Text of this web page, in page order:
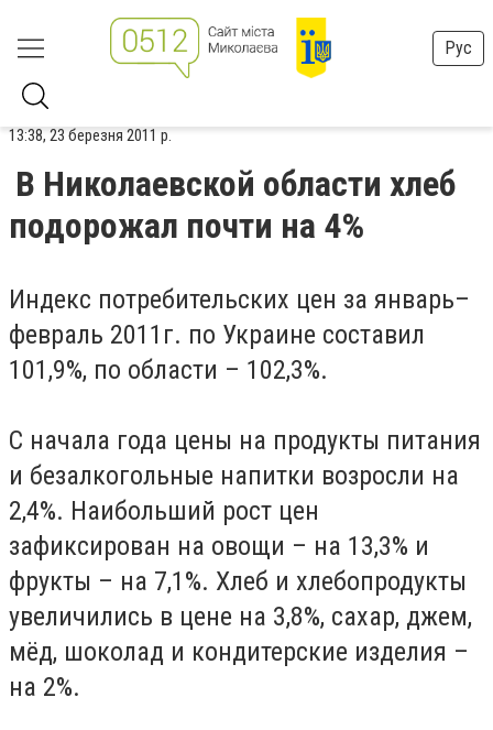
Рус
13:38, 23 березня 2011 р.
В Николаевской области хлеб
подорожал почти на 4%
Индекс потребительских цен за январь–
февраль 2011г. по Украине составил
101,9%, по области – 102,3%.
С начала года цены на продукты питания
и безалкогольные напитки возросли на
2,4%. Наибольший рост цен
зафиксирован на овощи – на 13,3% и
фрукты – на 7,1%. Хлеб и хлебопродукты
увеличились в цене на 3,8%, сахар, джем,
мёд, шоколад и кондитерские изделия –
на 2%.